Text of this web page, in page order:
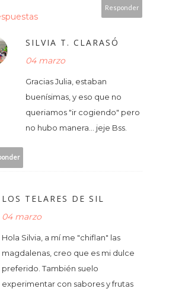
Responder
SILVIA T. CLARASÓ
04 marzo
Gracias Julia, estaban
buenísimas, y eso que no
queriamos "ir cogiendo" pero
no hubo manera... jeje Bss.
LOS TELARES DE SIL
04 marzo
Hola Silvia, a mí me "chiflan" las
magdalenas, creo que es mi dulce
preferido. También suelo
experimentar con sabores y frutas